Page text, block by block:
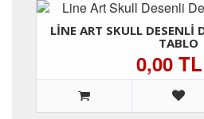
LINE ART SKULL DESENLI
TABLO
0,00 TL